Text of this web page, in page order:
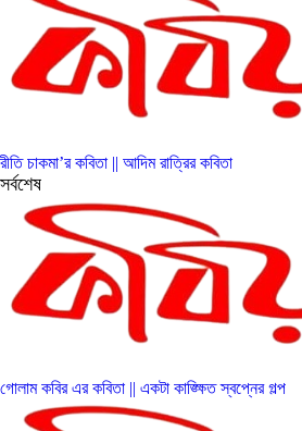
রীতি চাকমা’র কবিতা || আদিম রাত্রির কবিতা
সর্বশেষ
গোলাম কবির এর কবিতা || একটা কাঙ্ক্ষিত স্বপ্নের গল্প